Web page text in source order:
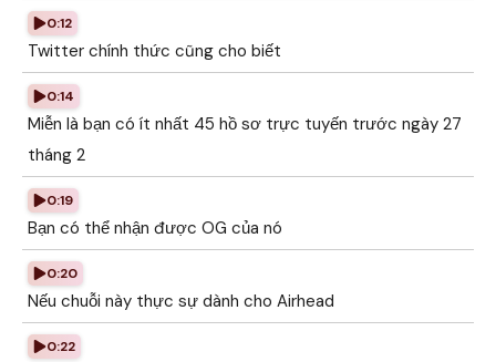
0:12
Twitter chính thức cũng cho biết
0:14
Miễn là bạn có ít nhất 45 hồ sơ trực tuyến trước ngày 27
tháng 2
0:19
Bạn có thể nhận được OG của nó
0:20
Nếu chuỗi này thực sự dành cho Airhead
0:22